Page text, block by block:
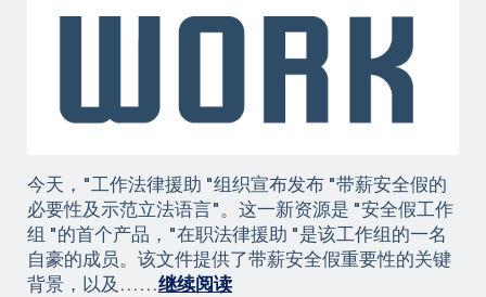
出
扰
今天，"工作法律援助 "组织宣布发布 "带薪安全假的
必要性及示范立法语言"。这一新资源是 "安全假工作
组 "的首个产品，"在职法律援助 "是该工作组的一名
自豪的成员。该文件提供了带薪安全假重要性的关键
背景，以及......继续阅读新